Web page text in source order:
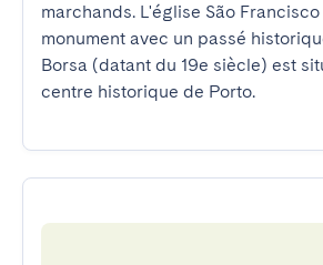
marchands. L'église São
monument avec un passé
Borsa (datant du 19e siècle) est
centre historique de Porto.